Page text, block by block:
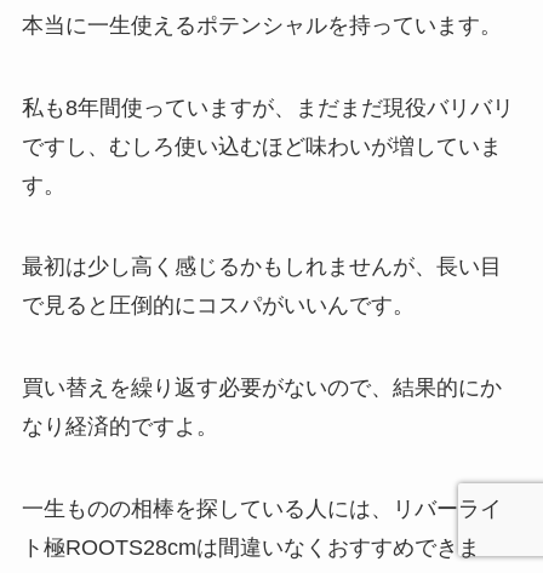
本当に一生使えるポテンシャルを持っています。
私も8年間使っていますが、まだまだ現役バリバリ
ですし、むしろ使い込むほど味わいが増していま
す。
最初は少し高く感じるかもしれませんが、長い目
で見ると圧倒的にコスパがいいんです。
買い替えを繰り返す必要がないので、結果的にか
なり経済的ですよ。
一生ものの相棒を探している人には、リバーライ
ト極ROOTS28cmは間違いなくおすすめできま